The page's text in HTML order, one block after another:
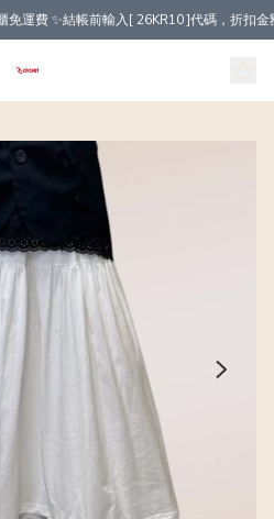
運費 ✨結帳前輸入[ 26KR10 ]代碼，折扣金